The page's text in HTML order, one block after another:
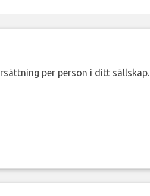
per person i ditt sällskap.